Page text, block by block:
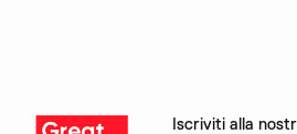
Iscriviti alla